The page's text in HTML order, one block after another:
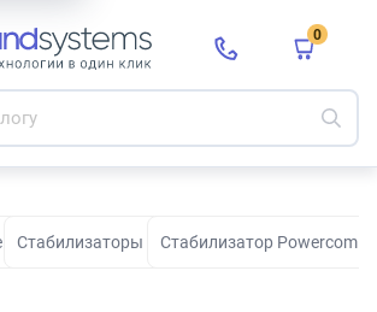
0
Стабилизаторы напряженияСтабилизатор Powercom